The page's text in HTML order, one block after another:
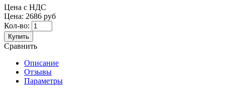
Цена с НДС
Цена: 2686 руб
Кол-во:
Купить
Сравнить
Описание
Отзывы
Параметры